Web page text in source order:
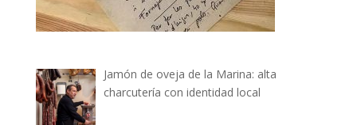
Jamón de oveja de la Marina: alta
charcutería con identidad local